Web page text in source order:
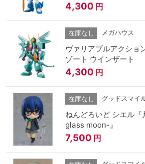
4,300 円
在庫なし メガハウス
ヴァリアブルアクショ
ゾート ウインザート
4,300 円
在庫なし グッドスマイ
ねんどろいど シエル
glass moon-』
7,500 円